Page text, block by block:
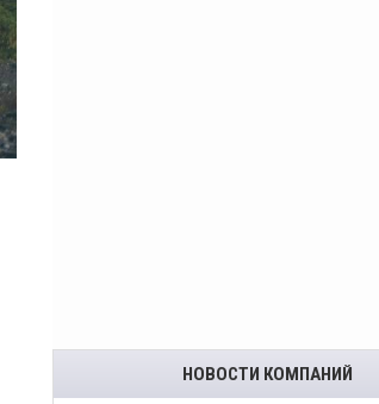
НОВОСТИ КОМПАНИЙ